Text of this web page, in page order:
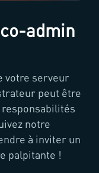
admin
votre serveur
peut être
notre
à inviter un
palpitante !